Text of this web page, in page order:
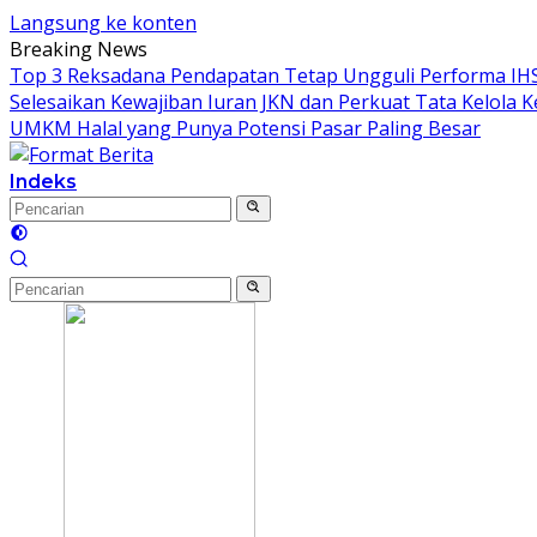
Langsung ke konten
Breaking News
Top 3 Reksadana Pendapatan Tetap Ungguli Performa
Selesaikan Kewajiban Iuran JKN dan Perkuat Tata Kelola
UMKM Halal yang Punya Potensi Pasar Paling Besar
Indeks